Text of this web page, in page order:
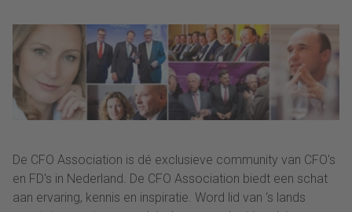
sturing werkt pas echt
als mensen begrijpen
waarom keuzes nodig
zijn.”
performance driven
worden.”
De CFO Association is dé exclusieve community van CFO's
en FD's in Nederland. De CFO Association biedt een schat
aan ervaring, kennis en inspiratie. Word lid van ‘s lands